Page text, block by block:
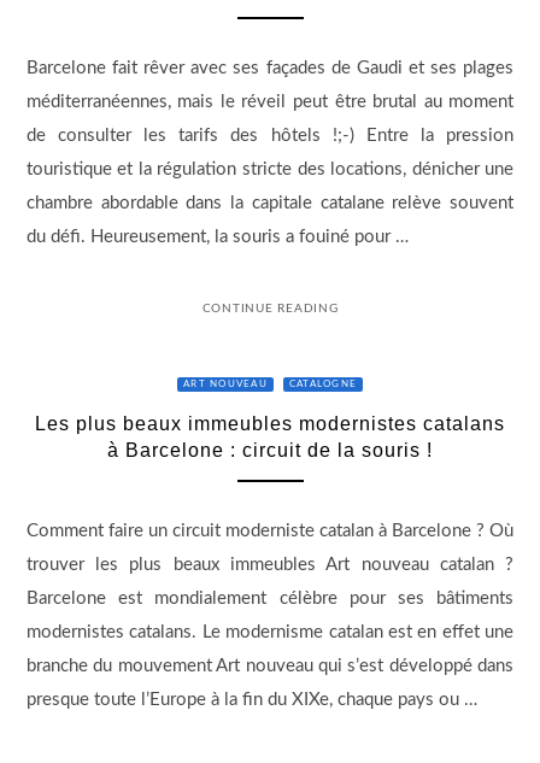
Barcelone fait rêver avec ses façades de Gaudi et ses plages
méditerranéennes, mais le réveil peut être brutal au moment
de consulter les tarifs des hôtels !;-) Entre la pression
touristique et la régulation stricte des locations, dénicher une
chambre abordable dans la capitale catalane relève souvent
du défi. Heureusement, la souris a fouiné pour …
CONTINUE READING
ART NOUVEAU CATALOGNE
Les plus beaux immeubles modernistes catalans
à Barcelone : circuit de la souris !
Comment faire un circuit moderniste catalan à Barcelone ? Où
trouver les plus beaux immeubles Art nouveau catalan ?
Barcelone est mondialement célèbre pour ses bâtiments
modernistes catalans. Le modernisme catalan est en effet une
branche du mouvement Art nouveau qui s’est développé dans
presque toute l’Europe à la fin du XIXe, chaque pays ou …